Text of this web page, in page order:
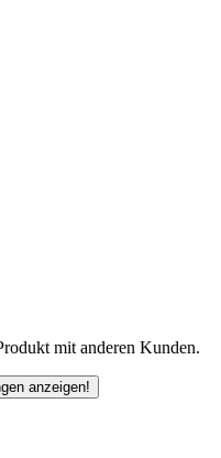
mit anderen Kunden.
anzeigen!